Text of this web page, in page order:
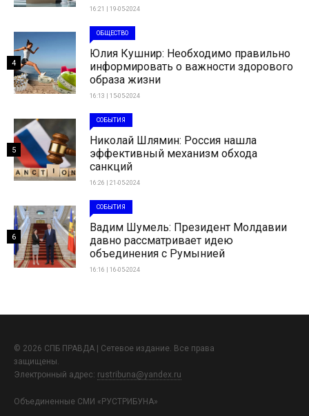
16:21 | 19-05-2024
ОБЩЕСТВО
Юлия Кушнир: Необходимо правильно
информировать о важности здорового
образа жизни
16:13 | 15-05-2024
4
СОБЫТИЯ
Николай Шлямин: Россия нашла
эффективный механизм обхода
санкций
16:26 | 21-05-2024
5
СОБЫТИЯ
Вадим Шумель: Президент Молдавии
давно рассматривает идею
объединения с Румынией
16:16 | 16-05-2024
6
© 2026 СПБ ПРАВДА | Сетевое издание. Все права
защищены.
Электронный адрес: rustribuna@yandex.ru
Объединенные СМИ «РУСТРИБУНА»